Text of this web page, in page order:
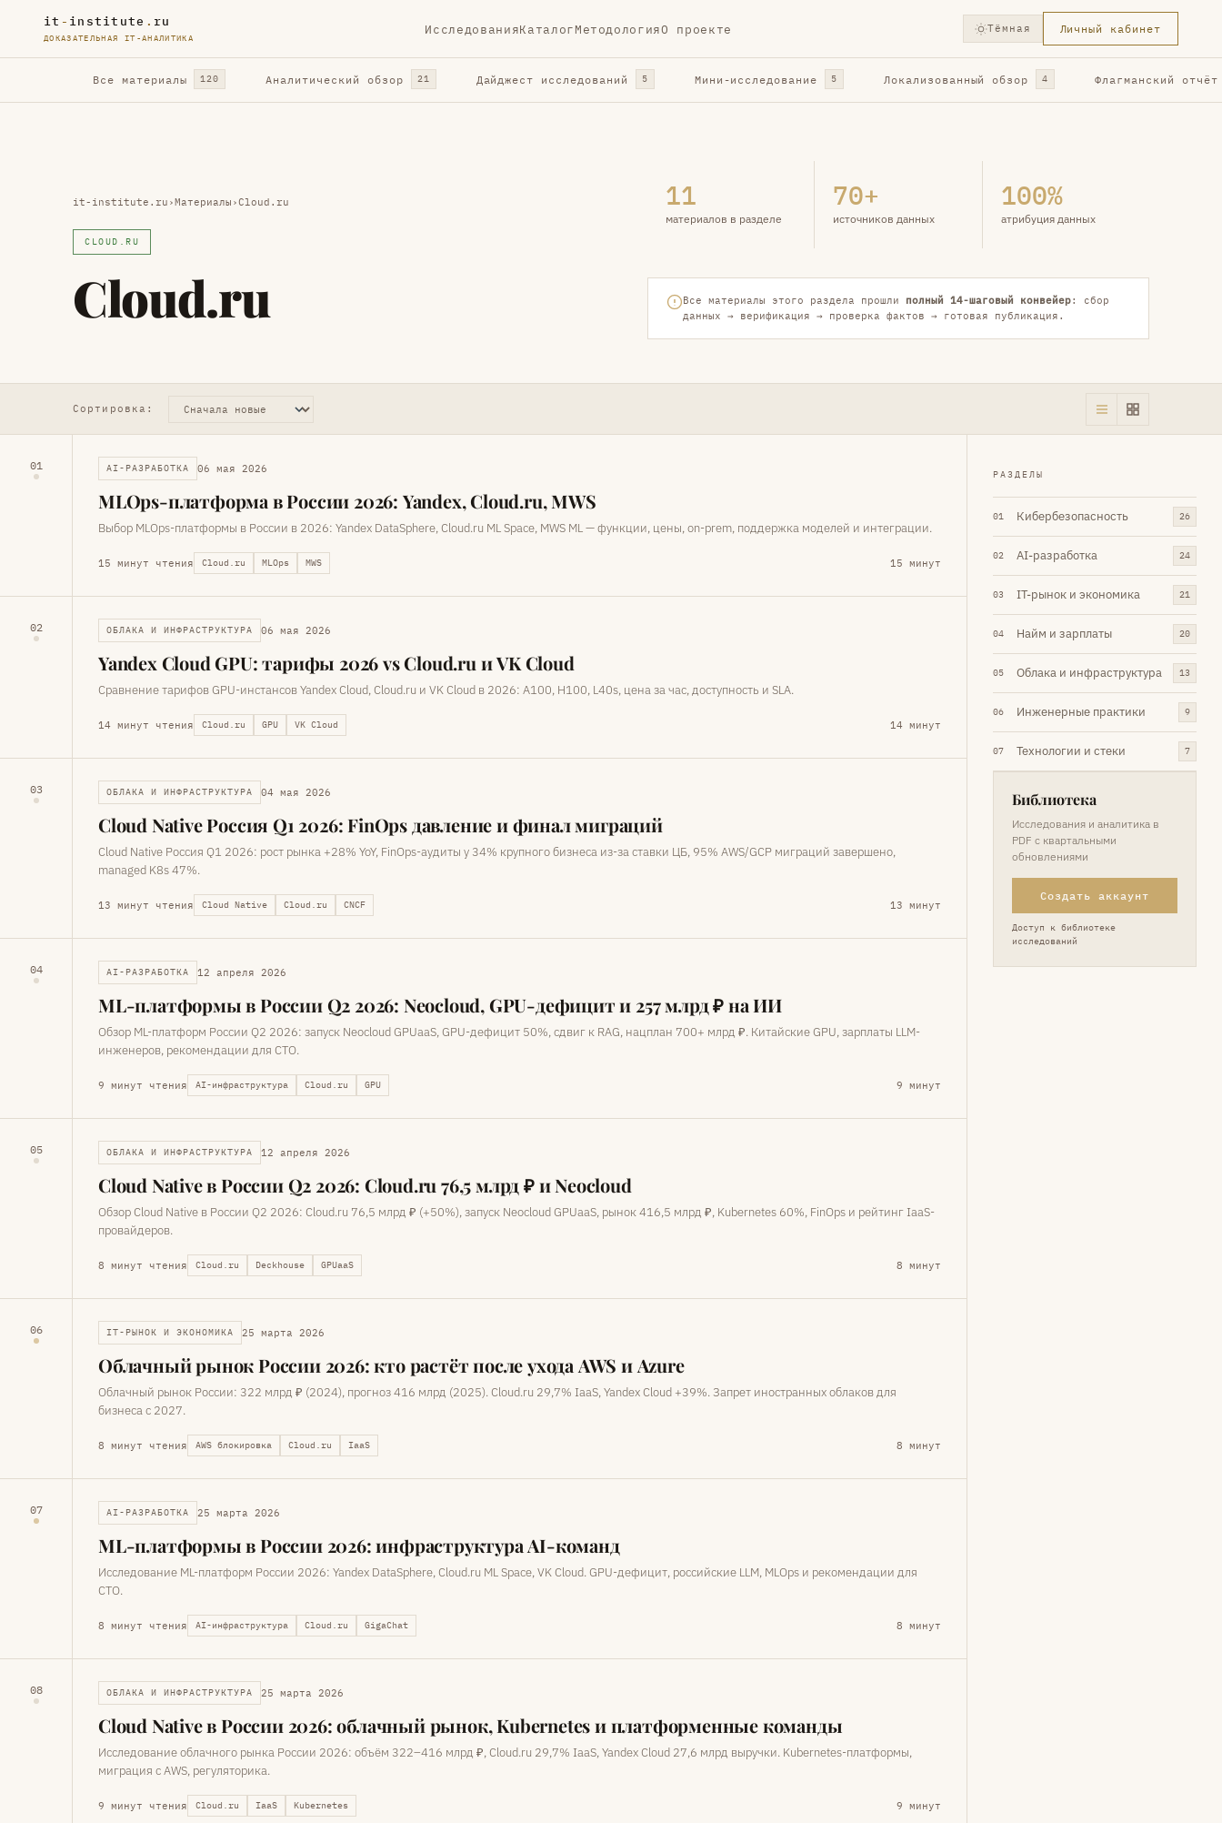
it - institute . ru
ДОКАЗАТЕЛЬНАЯ IT-АНАЛИТИКА
ИсследованияКаталогМетодологияО проекте Тёмная Личный кабинет
Все материалы 120 Аналитический обзор 21 Дайджест исследований 5 Мини-исследование 5 Локализованный обзор 4 Флагманский отчёт
it-institute.ru ›Материалы ›Cloud.ru
CLOUD.RU
Cloud.ru
11
материалов в разделе
70+
источников данных
100%
атрибуция данных
Все материалы этого раздела прошли полный 14-шаговый конвейер: сбор
данных → верификация → проверка фактов → готовая публикация.
Сортировка:
01 AI-РАЗРАБОТКА 06 мая 2026
MLOps-платформа в России 2026: Yandex, Cloud.ru, MWS
Выбор MLOps-платформы в России в 2026: Yandex DataSphere, Cloud.ru ML Space, MWS ML — функции, цены, on-prem, поддержка моделей и интеграции.
15 минут чтения Cloud.ru MLOps MWS 15 минут
02 ОБЛАКА И ИНФРАСТРУКТУРА 06 мая 2026
Yandex Cloud GPU: тарифы 2026 vs Cloud.ru и VK Cloud
Сравнение тарифов GPU-инстансов Yandex Cloud, Cloud.ru и VK Cloud в 2026: A100, H100, L40s, цена за час, доступность и SLA.
14 минут чтения Cloud.ru GPU VK Cloud 14 минут
03 ОБЛАКА И ИНФРАСТРУКТУРА 04 мая 2026
Cloud Native Россия Q1 2026: FinOps давление и финал миграций
Cloud Native Россия Q1 2026: рост рынка +28% YoY, FinOps-аудиты у 34% крупного бизнеса из-за ставки ЦБ, 95% AWS/GCP миграций завершено,
managed K8s 47%.
13 минут чтения Cloud Native Cloud.ru CNCF 13 минут
04 AI-РАЗРАБОТКА 12 апреля 2026
ML-платформы в России Q2 2026: Neocloud, GPU-дефицит и 257 млрд ₽ на ИИ
Обзор ML-платформ России Q2 2026: запуск Neocloud GPUaaS, GPU-дефицит 50%, сдвиг к RAG, нацплан 700+ млрд ₽. Китайские GPU, зарплаты LLM-
инженеров, рекомендации для CTO.
9 минут чтения AI-инфраструктура Cloud.ru GPU 9 минут
05 ОБЛАКА И ИНФРАСТРУКТУРА 12 апреля 2026
Cloud Native в России Q2 2026: Cloud.ru 76,5 млрд ₽ и Neocloud
Обзор Cloud Native в России Q2 2026: Cloud.ru 76,5 млрд ₽ (+50%), запуск Neocloud GPUaaS, рынок 416,5 млрд ₽, Kubernetes 60%, FinOps и рейтинг IaaS-
провайдеров.
8 минут чтения Cloud.ru Deckhouse GPUaaS 8 минут
06 IT-РЫНОК И ЭКОНОМИКА 25 марта 2026
Облачный рынок России 2026: кто растёт после ухода AWS и Azure
Облачный рынок России: 322 млрд ₽ (2024), прогноз 416 млрд (2025). Cloud.ru 29,7% IaaS, Yandex Cloud +39%. Запрет иностранных облаков для
бизнеса с 2027.
8 минут чтения AWS блокировка Cloud.ru IaaS 8 минут
07 AI-РАЗРАБОТКА 25 марта 2026
ML-платформы в России 2026: инфраструктура AI-команд
Исследование ML-платформ России 2026: Yandex DataSphere, Cloud.ru ML Space, VK Cloud. GPU-дефицит, российские LLM, MLOps и рекомендации для
CTO.
8 минут чтения AI-инфраструктура Cloud.ru GigaChat 8 минут
08 ОБЛАКА И ИНФРАСТРУКТУРА 25 марта 2026
Cloud Native в России 2026: облачный рынок, Kubernetes и платформенные команды
Исследование облачного рынка России 2026: объём 322–416 млрд ₽, Cloud.ru 29,7% IaaS, Yandex Cloud 27,6 млрд выручки. Kubernetes-платформы,
миграция с AWS, регуляторика.
9 минут чтения Cloud.ru IaaS Kubernetes 9 минут
РАЗДЕЛЫ
01 Кибербезопасность 26
02 AI-разработка 24
03 IT-рынок и экономика 21
04 Найм и зарплаты 20
05 Облака и инфраструктура 13
06 Инженерные практики 9
07 Технологии и стеки 7
Библиотека
Исследования и аналитика в
PDF с квартальными
обновлениями
Создать аккаунт
Доступ к библиотеке
исследований